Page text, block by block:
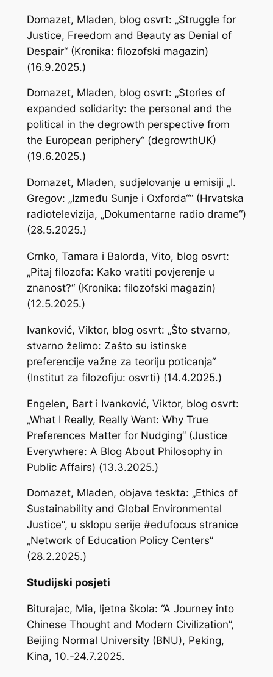
Domazet, Mladen, blog osvrt: „Struggle for
Justice, Freedom and Beauty as Denial of
Despair“ (Kronika: filozofski magazin)
(16.9.2025.)
Domazet, Mladen, blog osvrt: „Stories of
expanded solidarity: the personal and the
political in the degrowth perspective from
the European periphery“ (degrowthUK)
(19.6.2025.)
Domazet, Mladen, sudjelovanje u emisiji „I.
Gregov: „Između Sunje i Oxforda““ (Hrvatska
radiotelevizija, „Dokumentarne radio drame“)
(28.5.2025.)
Crnko, Tamara i Balorda, Vito, blog osvrt:
„Pitaj filozofa: Kako vratiti povjerenje u
znanost?“ (Kronika: filozofski magazin)
(12.5.2025.)
Ivanković, Viktor, blog osvrt: „Što stvarno,
stvarno želimo: Zašto su istinske
preferencije važne za teoriju poticanja“
(Institut za filozofiju: osvrti) (14.4.2025.)
Engelen, Bart i Ivanković, Viktor, blog osvrt:
„What I Really, Really Want: Why True
Preferences Matter for Nudging“ (Justice
Everywhere: A Blog About Philosophy in
Public Affairs) (13.3.2025.)
Domazet, Mladen, objava teskta: „Ethics of
Sustainability and Global Environmental
Justice“, u sklopu serije #edufocus stranice
„Network of Education Policy Centers”
(28.2.2025.)
Studijski posjeti
Biturajac, Mia, ljetna škola: “A Journey into
Chinese Thought and Modern Civilization”,
Beijing Normal University (BNU), Peking,
Kina, 10.-24.7.2025.